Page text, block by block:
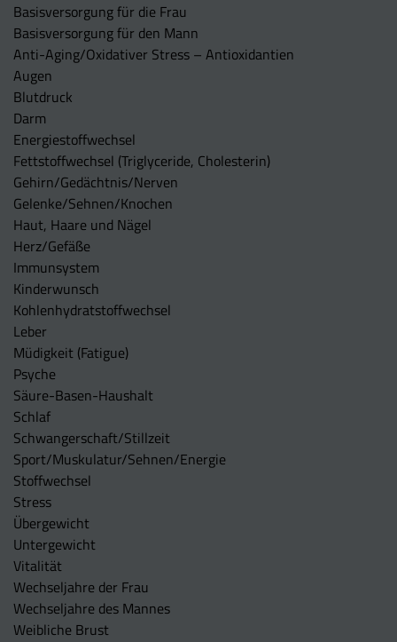
Basisversorgung für die Frau
Basisversorgung für den Mann
Anti-Aging/Oxidativer Stress – Antioxidantien
Augen
Blutdruck
Darm
Energiestoffwechsel
Fettstoffwechsel (Triglyceride, Cholesterin)
Gehirn/Gedächtnis/Nerven
Gelenke/Sehnen/Knochen
Haut, Haare und Nägel
Herz/Gefäße
Immunsystem
Kinderwunsch
Kohlenhydratstoffwechsel
Leber
Müdigkeit (Fatigue)
Psyche
Säure-Basen-Haushalt
Schlaf
Schwangerschaft/Stillzeit
Sport/Muskulatur/Sehnen/Energie
Stoffwechsel
Stress
Übergewicht
Untergewicht
Vitalität
Wechseljahre der Frau
Wechseljahre des Mannes
Weibliche Brust